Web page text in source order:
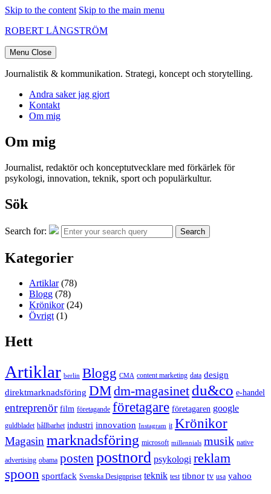
Skip to the content Skip to the main menu
ROBERT LÅNGSTRÖM
Menu Close
Journalistik & kommunikation. Strategi, koncept och storytelling.
Andra saker jag gjort
Kontakt
Om mig
Om mig
Journalist, redaktör och konceptutvecklare med förkärlek för
psykologi, innovation, teknik, sport och populärkultur.
Sök
Search for: Search
Kategorier
Artiklar(78)
Blogg (78)
Krönikor(24)
Övrigt(1)
Hett
Artiklar berlin Blogg CMA content marketing data design
direktmarknadsföring DMdm-magasinet du&co e-handel
entreprenör film företagande företagare företagaren google
guldbladet hållbarhet industri innovation Instagram it Krönikor
Magasinmarknadsföring microsoft millennials musik native
advertising obama posten postnord psykologi reklam
spoon sportfack Svenska Designpriset teknik test tibnor tv usa yahoo